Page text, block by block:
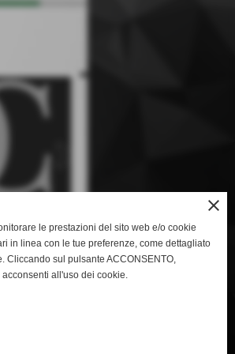
keyboard_arrow_right
close
le prestazioni del sito web e/o cookie
in linea con le tue preferenze, come dettagliato
Cliccando sul pulsante ACCONSENTO,
all'uso dei cookie.